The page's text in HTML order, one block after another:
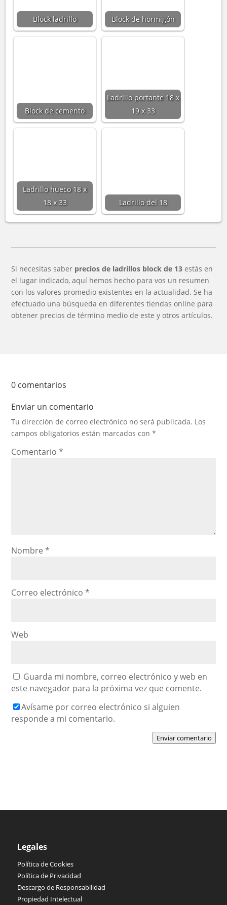
Block ladrillo Block de hormigón
Block de cemento
Ladrillo portante 18 x
19 x 33
Ladrillo hueco 18 x
18 x 33
Ladrillo del 18
Si necesitas saber precios de ladrillos block de 13 estás en
el lugar indicado, aquí hemos hecho para vos un resumen
con los valores promedio existentes en la actualidad. Se ha
efectuado una búsqueda en diferentes tiendas online para
obtener precios de término medio de este y otros artículos.
0 comentarios
Enviar un comentario
Tu dirección de correo electrónico no será publicada. Los
campos obligatorios están marcados con*
Comentario*
Nombre*
Correo electrónico*
Web
Guarda mi nombre, correo electrónico y web en
este navegador para la próxima vez que comente.
Avísame por correo electrónico si alguien
responde a mi comentario.
Enviar comentario
Legales
Política de Cookies
Política de Privacidad
Descargo de Responsabilidad
Propiedad Intelectual